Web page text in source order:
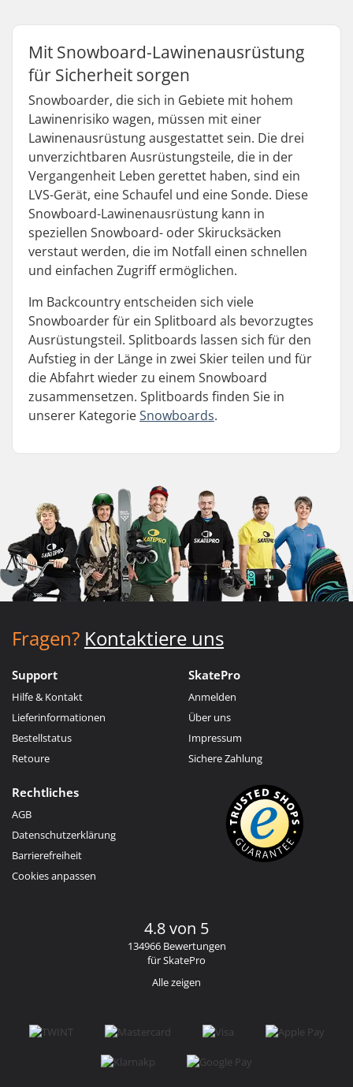
Mit Snowboard-Lawinenausrüstung
für Sicherheit sorgen
Snowboarder, die sich in Gebiete mit hohem
Lawinenrisiko wagen, müssen mit einer
Lawinenausrüstung ausgestattet sein. Die drei
unverzichtbaren Ausrüstungsteile, die in der
Vergangenheit Leben gerettet haben, sind ein
LVS-Gerät, eine Schaufel und eine Sonde. Diese
Snowboard-Lawinenausrüstung kann in
speziellen Snowboard- oder Skirucksäcken
verstaut werden, die im Notfall einen schnellen
und einfachen Zugriff ermöglichen.
Im Backcountry entscheiden sich viele
Snowboarder für ein Splitboard als bevorzugtes
Ausrüstungsteil. Splitboards lassen sich für den
Aufstieg in der Länge in zwei Skier teilen und für
die Abfahrt wieder zu einem Snowboard
zusammensetzen. Splitboards finden Sie in
unserer KategorieSnowboards.
Fragen? Kontaktiere uns
Support
Hilfe & Kontakt
Lieferinformationen
Bestellstatus
Retoure
SkatePro
Anmelden
Über uns
Impressum
Sichere Zahlung
Rechtliches
AGB
Datenschutzerklärung
Barrierefreiheit
Cookies anpassen
4.8 von 5
134966 Bewertungen
für SkatePro
Alle zeigen